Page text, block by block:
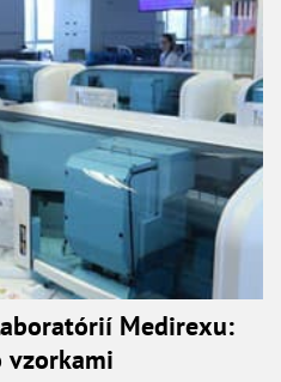
Medirexu:
vzorkami